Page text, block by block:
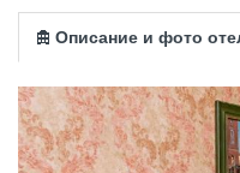
Описание и фото